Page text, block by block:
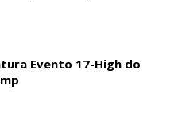
Evento 17-High do